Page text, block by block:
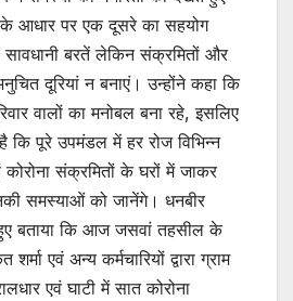
के आधार पर एक दूसरे का सहयोग
सावधानी बरतें लेकिन संक्रमितों और
दूरियां न बनाएं। उन्होंने कहा कि
वालों का मनोबल बना रहे, इसलिए
कि पूरे उपमंडल में हर रोज विभिन्न
कोरोना संक्रमितों के घरों में जाकर
समस्याओं को जानेंगे। धनबीर
बताया कि आज जसवां तहसील के
एवं अन्य कर्मचारियों द्वारा ग्राम
एवं घाटी में सात कोरोना